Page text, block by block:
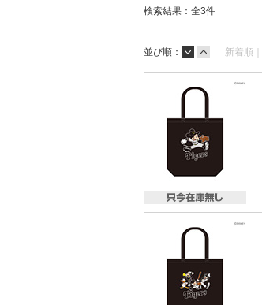
検索結果：全3件
並び順： 新着順｜